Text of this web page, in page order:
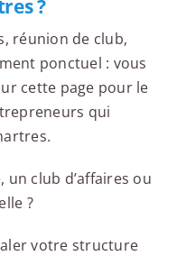
?
réunion de club,
ponctuel : vous
cette page pour le
qui
club d’affaires ou
?
votre structure